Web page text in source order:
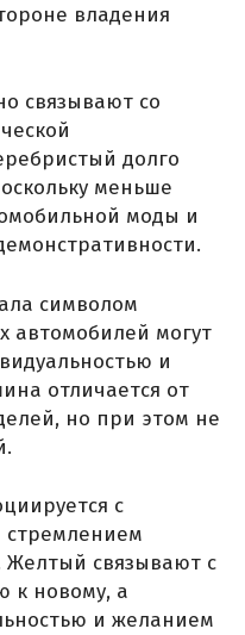
владения
связывают со
долго
меньше
моды и
символом
автомобилей могут
и
отличается от
но при этом не
с
стремлением
Желтый связывают с
к новому, а
и желанием